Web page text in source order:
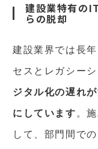
建設業特有の
らの脱却
建設業界では長
セスとレガシー
ジタル化の遅れ
にしています。
して、部門間で